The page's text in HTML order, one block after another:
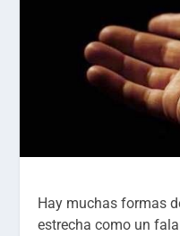
Hay muchas formas
estrecha como un